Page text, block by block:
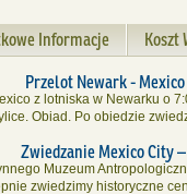
Informacje Koszt
Newark - Mexico
z lotniska w Newarku o
Obiad. Po obiedzie
Mexico City –
Muzeum
zwiedzimy historyczne